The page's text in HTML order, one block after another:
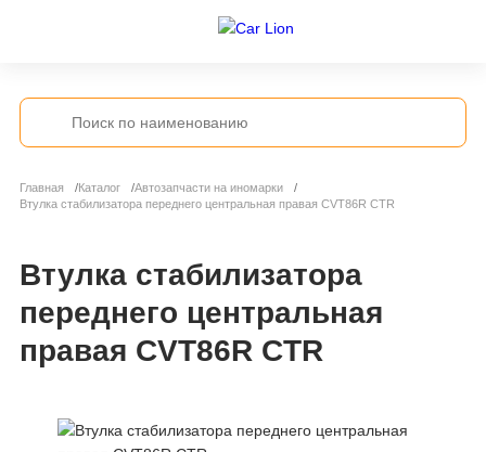
Главная Каталог
Автозапчасти на иномарки
Втулка стабилизатора переднего центральная правая CVT86R CTR
Втулка стабилизатора
переднего центральная
правая CVT86R CTR